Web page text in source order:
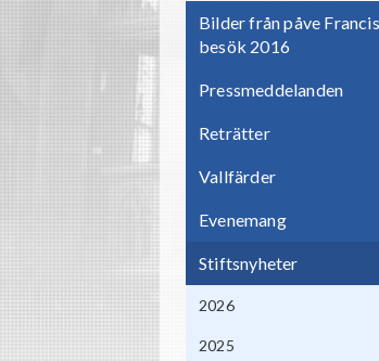
Bilder från påve
besök 2016
Pressmeddelanden
Reträtter
Vallfärder
Evenemang
Stiftsnyheter
2026
2025